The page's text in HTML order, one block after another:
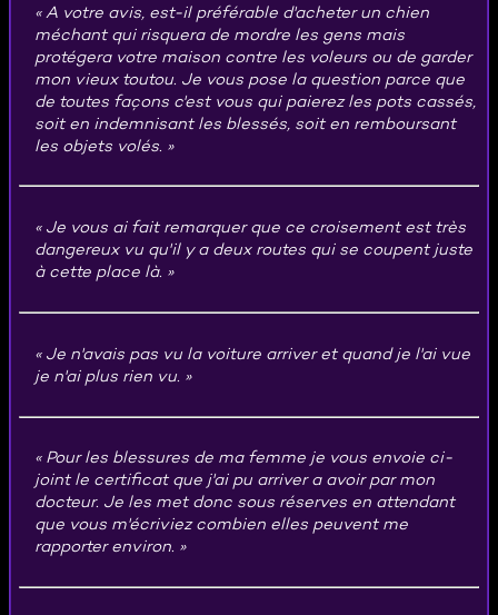
A votre avis, est-il préférable d'acheter un chien
méchant qui risquera de mordre les gens mais
protégera votre maison contre les voleurs ou de garder
mon vieux toutou. Je vous pose la question parce que
de toutes façons c'est vous qui paierez les pots cassés,
soit en indemnisant les blessés, soit en remboursant
les objets volés.
Je vous ai fait remarquer que ce croisement est très
dangereux vu qu'il y a deux routes qui se coupent juste
à cette place là.
Je n'avais pas vu la voiture arriver et quand je l'ai vue
je n'ai plus rien vu.
Pour les blessures de ma femme je vous envoie ci-
joint le certificat que j'ai pu arriver a avoir par mon
docteur. Je les met donc sous réserves en attendant
que vous m'écriviez combien elles peuvent me
rapporter environ.